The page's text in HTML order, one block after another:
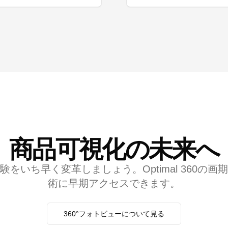
商品可視化の未来へ
をいち早く変革しましょう。Optimal 360の画
術に早期アクセスできます。
360°フォトビューについて見る